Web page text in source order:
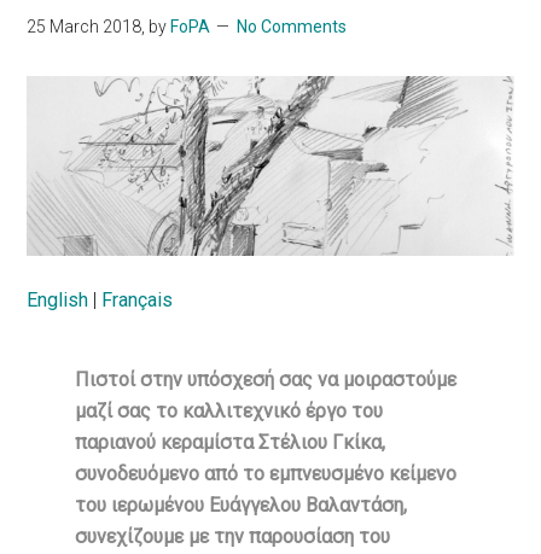
25 March 2018, by FoPA No Comments
English | Français
Πιστοί στην υπόσχεσή σας να μοιραστούμε
μαζί σας το καλλιτεχνικό έργο του
παριανού κεραμίστα Στέλιου Γκίκα,
συνοδευόμενο από το εμπνευσμένο κείμενο
του ιερωμένου Ευάγγελου Βαλαντάση,
συνεχίζουμε με την παρουσίαση του